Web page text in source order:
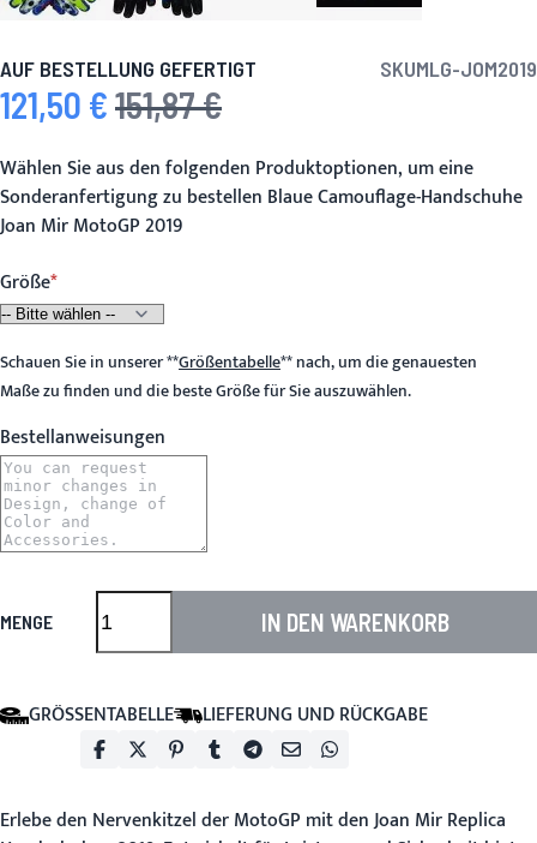
AUF BESTELLUNG GEFERTIGT SKUMLG-JOM2019
Sonderpreis
121,50 € Regulärer Preis
151,87 €
Wählen Sie aus den folgenden Produktoptionen, um eine
Sonderanfertigung zu bestellen Blaue Camouflage-Handschuhe
Joan Mir MotoGP 2019
Größe
Schauen Sie in unserer**Größentabelle**nach, um die genauesten
Maße zu finden und die beste Größe für Sie auszuwählen.
Bestellanweisungen
MENGE IN DEN WARENKORB
GRÖSSENTABELLE LIEFERUNG UND RÜCKGABE
Erlebe den Nervenkitzel der MotoGP mit den Joan Mir Replica